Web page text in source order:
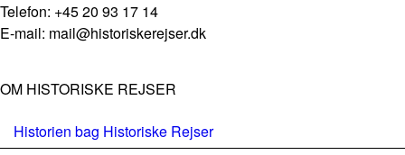
Telefon: +45 20 93 17 14
E-mail: mail@historiskerejser.dk
OM HISTORISKE REJSER
Historien bag Historiske Rejser